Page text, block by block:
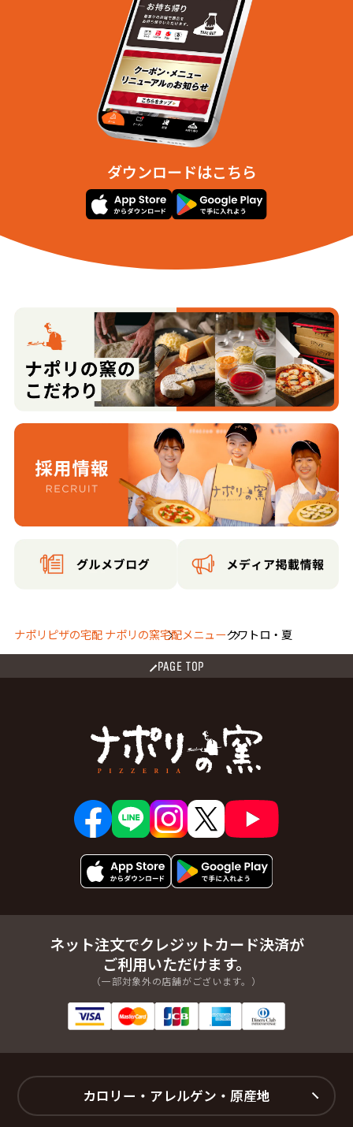
ダウンロードはこちら
ナポリピザの宅配 ナポリの窯宅配メニュークワトロ・夏
PAGE TOP
ネット注文でクレジットカード決済が
ご利用いただけます。
（一部対象外の店舗がございます。）
カロリー・アレルゲン・原産地